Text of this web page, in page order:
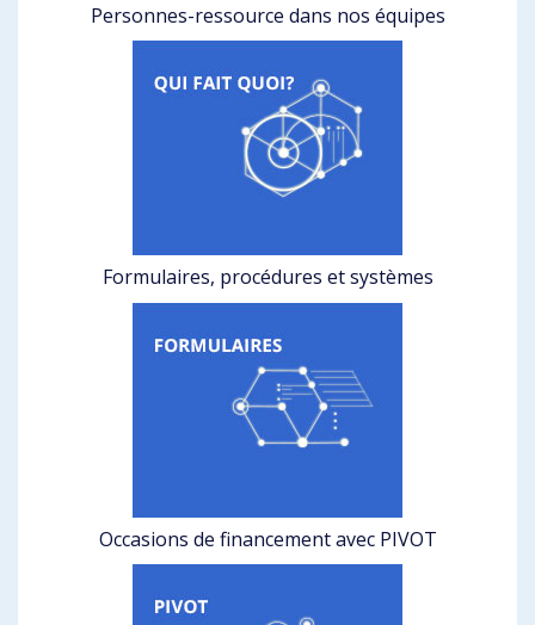
Personnes-ressource dans nos équipes
Formulaires, procédures et systèmes
Occasions de financement avec PIVOT